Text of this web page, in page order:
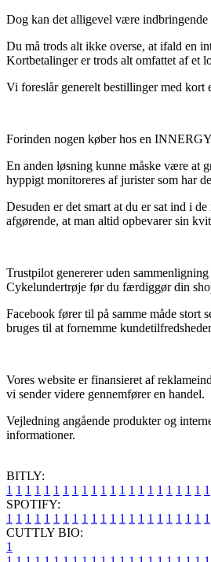
Dog kan det alligevel være
Du må trods alt ikke overse, at ifald en
Kortbetalinger er trods alt omfattet af et
Vi foreslår generelt bestillinger med kort
Forinden nogen køber hos en
En anden løsning kunne måske være at
hyppigt monitoreres af jurister som har
Desuden er det smart at du er sat ind i
afgørende, at man altid opbevarer sin
Trustpilot genererer uden
Cykelundertrøje før du færdiggør din
Facebook fører til på samme måde stort
bruges til at fornemme
Vores website er finansieret af
vi sender videre gennemfører en handel.
Vejledning angående produkter og
informationer.
BITLY:
1 1 1 1 1 1 1 1 1 1 1 1 1 1 1 1 1 1 1 1 1 1
SPOTIFY:
1 1 1 1 1 1 1 1 1 1 1 1 1 1 1 1 1 1 1 1 1 1
CUTTLY BIO:
1